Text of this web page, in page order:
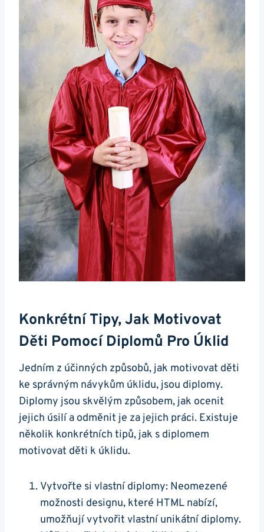
Konkrétní Tipy, Jak Motivovat
Děti Pomocí Diplomů Pro Úklid
Jedním z účinných způsobů, jak motivovat děti
ke správným návykům úklidu, jsou diplomy.
Diplomy jsou skvělým způsobem, jak ocenit
jejich úsilí a odměnit je za jejich práci. Existuje
několik konkrétních tipů, jak s diplomem
motivovat děti k úklidu.
Vytvořte si vlastní diplomy: Neomezené
možnosti designu, které HTML nabízí,
umožňují vytvořit vlastní unikátní diplomy.